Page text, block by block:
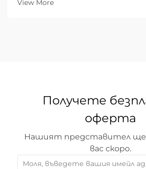
индустриалните фирми
View More
Получете
оферта
Нашият представител ще
вас скоро.